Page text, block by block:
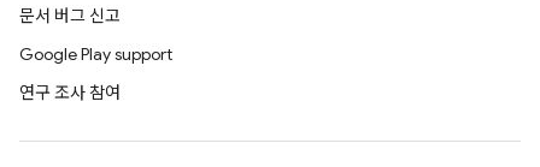
문서 버그 신고
Google Play support
연구 조사 참여